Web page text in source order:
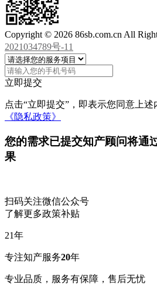
Copyright © 2026 86sb.com.cn All
2021034789号-11
立即提交
点击“立即提交”，即表示您同意上述
《隐私政策》
您的需求已提交知产顾问将通
果
扫码关注微信公众号
了解更多政策补贴
21年
专注知产服务20年
专业品质，服务有保障，售后无忧